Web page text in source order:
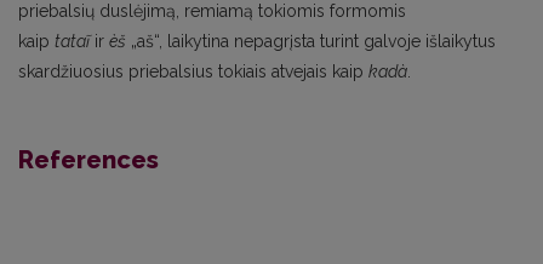
priebalsių duslėjimą, remiamą tokiomis formomis
kaip tataĩir èš „aš“, laikytina nepagrįsta turint galvoje išlaikytus
skardžiuosius priebalsius tokiais atvejais kaip kadà.
References